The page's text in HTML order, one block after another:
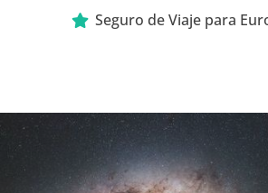
Seguro de Viaje para